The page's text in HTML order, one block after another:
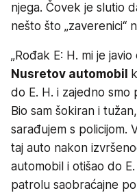
njega. Čovek je slutio
nešto što „zaverenici“
„Rođak E: H. mi je
Nusretov automobil
do E. H. i zajedno smo
Bio sam šokiran i
sarađujem s policijom.
taj auto nakon
automobil i otišao do
patrolu saobraćajne